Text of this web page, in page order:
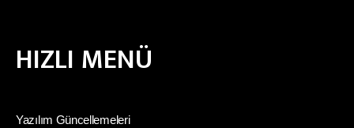
HIZLI MENÜ
Yazılım Güncellemeleri